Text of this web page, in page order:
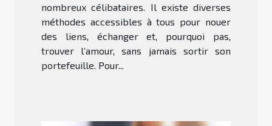
nombreux célibataires. Il existe diverses
méthodes accessibles à tous pour nouer
des liens, échanger et, pourquoi pas,
trouver l’amour, sans jamais sortir son
portefeuille. Pour...